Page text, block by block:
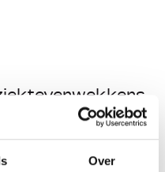
Over
de meest
zeggen dat de waterfilters